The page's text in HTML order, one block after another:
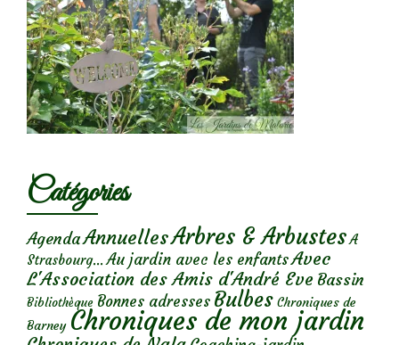
Catégories
AgendaAnnuellesArbres & Arbustes A
Strasbourg... Au jardin avec les enfantsAvec
L'Association des Amis d'André Eve Bassin
Bibliothèque Bonnes adresses Bulbes Chroniques de
Barney Chroniques de mon jardin